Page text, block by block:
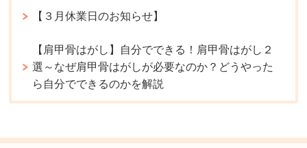
【３月休業日のお知らせ】
【肩甲骨はがし】自分でできる！肩甲骨はがし２
選～なぜ肩甲骨はがしが必要なのか？どうやった
ら自分でできるのかを解説